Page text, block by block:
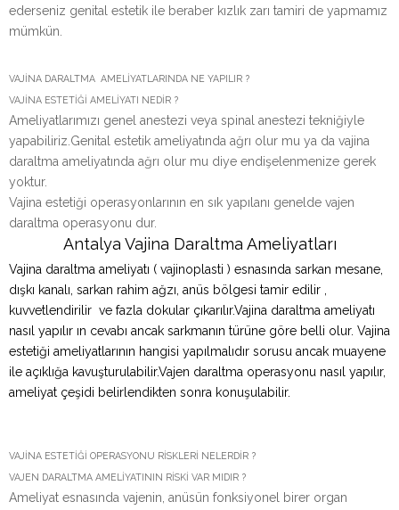
ederseniz genital estetik ile beraber kızlık zarı tamiri de yapmamız
mümkün.
VAJİNA DARALTMA AMELİYATLARINDA NE YAPILIR ?
VAJİNA ESTETİĞİ AMELİYATI NEDİR ?
Ameliyatlarımızı genel anestezi veya spinal anestezi tekniğiyle
yapabiliriz.Genital estetik ameliyatında ağrı olur mu ya da vajina
daraltma ameliyatında ağrı olur mu diye endişelenmenize gerek
yoktur.
Vajina estetiği operasyonlarının en sık yapılanı genelde vajen
daraltma operasyonu dur.
Antalya Vajina Daraltma Ameliyatları
Vajina daraltma ameliyatı ( vajinoplasti ) esnasında sarkan mesane,
dışkı kanalı, sarkan rahim ağzı, anüs bölgesi tamir edilir ,
kuvvetlendirilir ve fazla dokular çıkarılır.Vajina daraltma ameliyatı
nasıl yapılır ın cevabı ancak sarkmanın türüne göre belli olur. Vajina
estetiği ameliyatlarının hangisi yapılmalıdır sorusu ancak muayene
ile açıklığa kavuşturulabilir.Vajen daraltma operasyonu nasıl yapılır,
ameliyat çeşidi belirlendikten sonra konuşulabilir.
VAJİNA ESTETİĞİ OPERASYONU RİSKLERİ NELERDİR ?
VAJEN DARALTMA AMELİYATININ RİSKİ VAR MIDIR ?
Ameliyat esnasında vajenin, anüsün fonksiyonel birer organ